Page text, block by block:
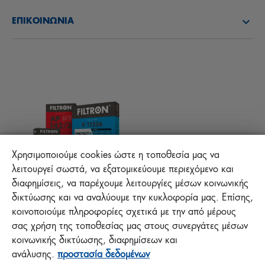
Προστασία +
ΕΠΙΚΟΙΝΩΝΊΑ
FAQ
MANN+HUMMEL FT Poland
Sp. z o. o. Sp. k.
ul. Wrocławska 145, 63-800 GOSTYŃ, POLAND
Polityka prywatności
Χρησιμοποιούμε cookies ώστε η τοποθεσία μας να
λειτουργεί σωστά, να εξατομικεύουμε περιεχόμενο και
διαφημίσεις, να παρέχουμε λειτουργίες μέσων κοινωνικής
δικτύωσης και να αναλύουμε την κυκλοφορία μας. Επίσης,
κοινοποιούμε πληροφορίες σχετικά με την από μέρους
σας χρήση της τοποθεσίας μας στους συνεργάτες μέσων
κοινωνικής δικτύωσης, διαφημίσεων και
ανάλυσης. προστασία δεδομένων